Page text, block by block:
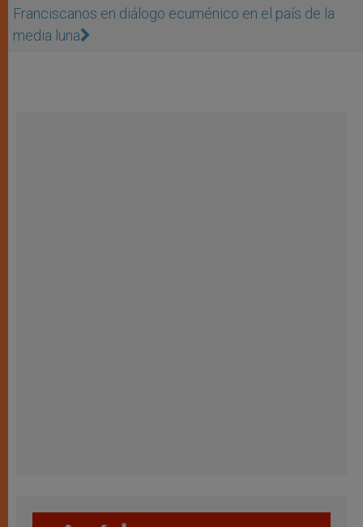
Franciscanos en diálogo ecuménico en el país de la
media luna